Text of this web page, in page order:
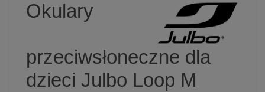
Okulary
przeciwsłoneczne dla
dzieci Julbo Loop M